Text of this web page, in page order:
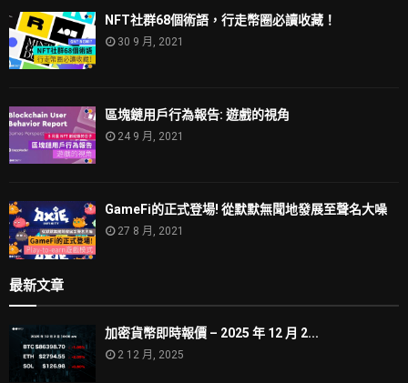
NFT社群68個術語，行走幣圈必讀收藏！
30 9 月, 2021
區塊鏈用戶行為報告: 遊戲的視角
24 9 月, 2021
GameFi的正式登場! 從默默無聞地發展至聲名大噪
27 8 月, 2021
最新文章
加密貨幣即時報價 – 2025 年 12 月 2...
2 12 月, 2025